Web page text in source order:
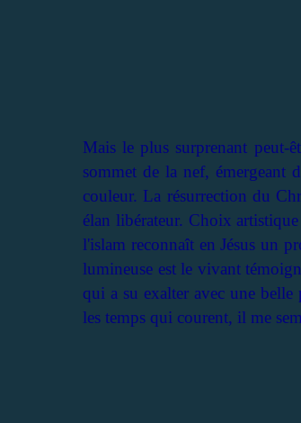
Mais le plus surprenant peut-
sommet de la nef, émergeant
couleur. La résurrection du
élan libérateur. Choix
l'islam reconnaît en Jésus un
lumineuse est le vivant
qui a su exalter avec une
les temps qui courent, il me